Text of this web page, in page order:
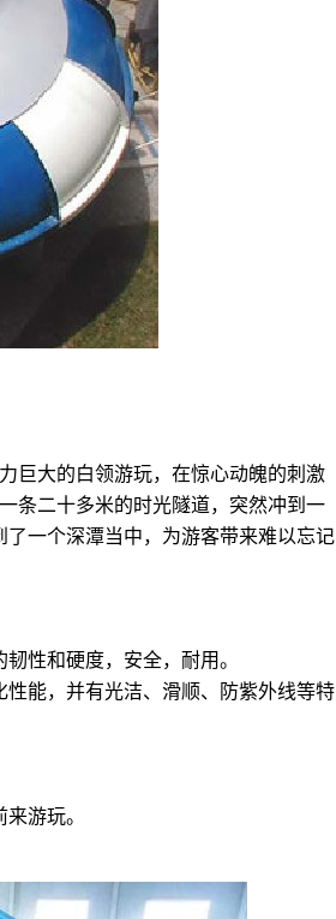
巨大的白领游玩，在惊心动魄的刺激
条二十多米的时光隧道，突然冲到一
一个深潭当中，为游客带来难以忘记
性和硬度，安全，耐用。
能，并有光洁、滑顺、防紫外线等特
游玩。